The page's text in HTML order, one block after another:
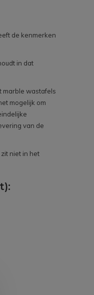
de kenmerken
in dat
marble wastafels
mogelijk om
van de
niet in het